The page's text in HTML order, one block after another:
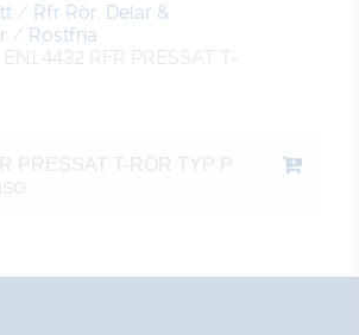
/ Rfr Rör, Delar &
/ Rostfria
RFR PRESSAT T-
PRESSAT T-RÖR TYP P